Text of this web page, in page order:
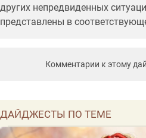
других непредвиденных
представлены в
Комментарии к этому
ДАЙДЖЕСТЫ ПО ТЕМЕ